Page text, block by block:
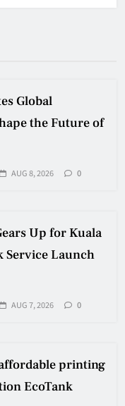
Global
the Future of
AUG 8, 2026 0
Up for Kuala
Service Launch
AUG 7, 2026 0
printing
EcoTank